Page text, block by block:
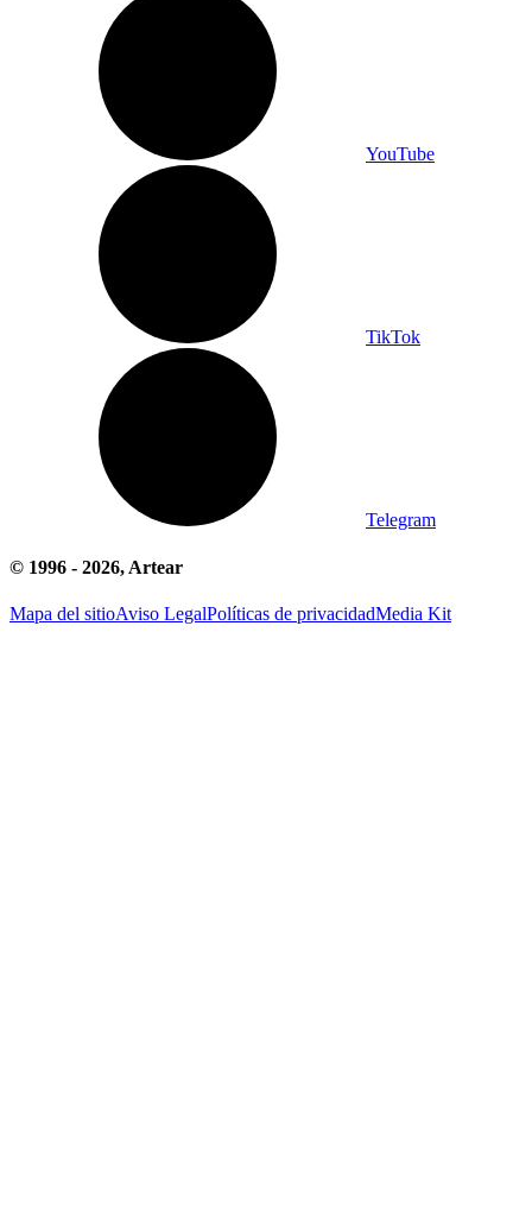
YouTube
TikTok
Telegram
© 1996 - 2026, Artear
Mapa del sitioAviso LegalPolíticas de privacidadMedia Kit